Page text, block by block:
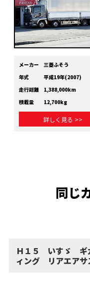
メーカー
三菱ふそう
年式
平成19年(2007)
走行距離
1,388,000km
積載量
12,700kg
詳しく見る >>
同じ
Ｈ１５ いすゞ
ィング リアエアサ